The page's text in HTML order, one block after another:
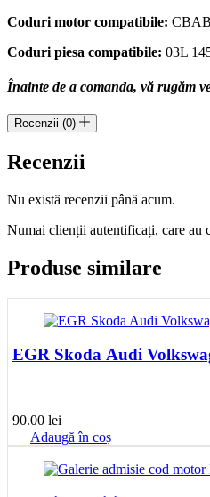
Coduri motor compatibile:
Coduri piesa compatibile: 03L
Înainte de a comanda, vă rugăm
Recenzii (0)
Recenzii
Nu există recenzii până acum.
Numai clienții autentificați, care au
Produse similare
EGR Skoda Audi
90.00 lei
Adaugă în coș